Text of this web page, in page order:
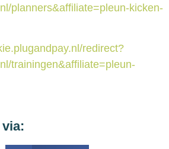
planners&affiliate=pleun-kicken-
redirect?
trainingen&affiliate=pleun-